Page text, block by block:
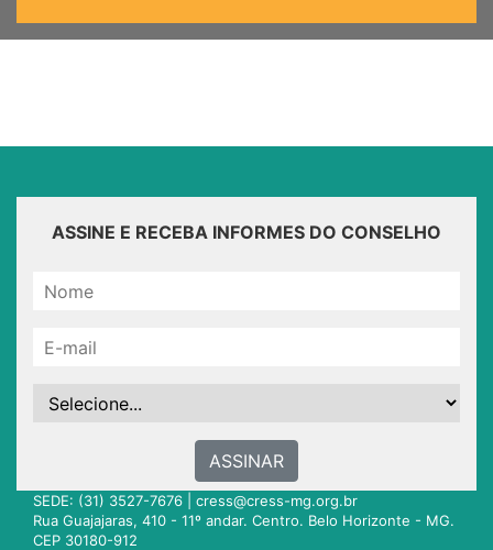
ASSINE E RECEBA INFORMES DO CONSELHO
ASSINAR
SEDE: (31) 3527-7676 | cress@cress-mg.org.br
Rua Guajajaras, 410 - 11º andar. Centro. Belo Horizonte - MG.
CEP 30180-912